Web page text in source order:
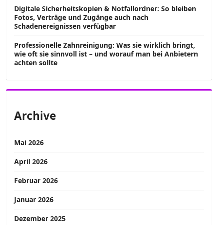
Digitale Sicherheitskopien & Notfallordner: So bleiben
Fotos, Verträge und Zugänge auch nach
Schadenereignissen verfügbar
Professionelle Zahnreinigung: Was sie wirklich bringt,
wie oft sie sinnvoll ist – und worauf man bei Anbietern
achten sollte
Archive
Mai 2026
April 2026
Februar 2026
Januar 2026
Dezember 2025